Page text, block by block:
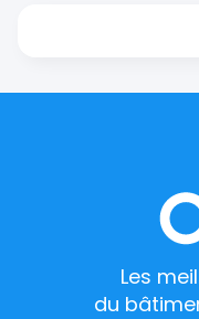
Les
du